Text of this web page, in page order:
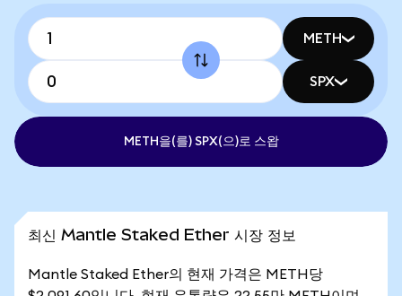
METH
SPX
METH을(를) SPX(으)로 스왑
최신 Mantle Staked Ether 시장 정보
Mantle Staked Ether의 현재 가격은 METH당